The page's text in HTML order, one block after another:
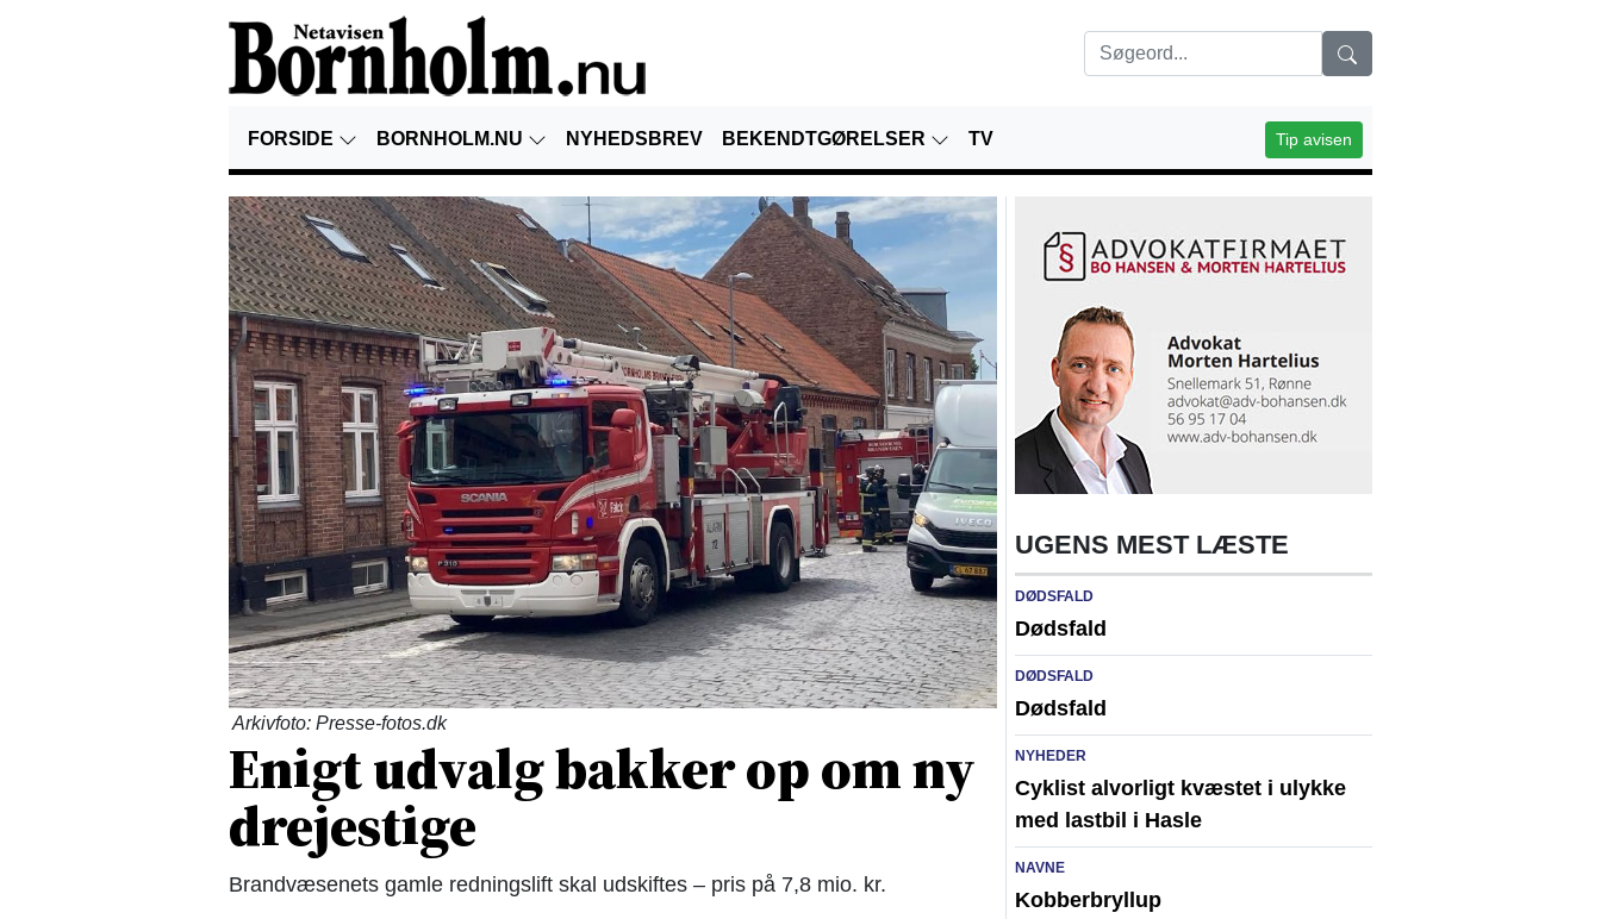
FORSIDE BORNHOLM.NU NYHEDSBREV BEKENDTGØRELSER TV Tip avisen
Arkivfoto: Presse-fotos.dk
Enigt udvalg bakker op om ny
drejestige
Brandvæsenets gamle redningslift skal udskiftes – pris på 7,8 mio. kr.
UGENS MEST LÆSTE
DØDSFALD
Dødsfald
DØDSFALD
Dødsfald
NYHEDER
Cyklist alvorligt kvæstet i ulykke
med lastbil i Hasle
NAVNE
Kobberbryllup